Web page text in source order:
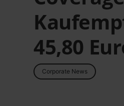
45,80
Corporate News